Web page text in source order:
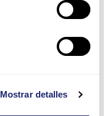
Mostrar detalles